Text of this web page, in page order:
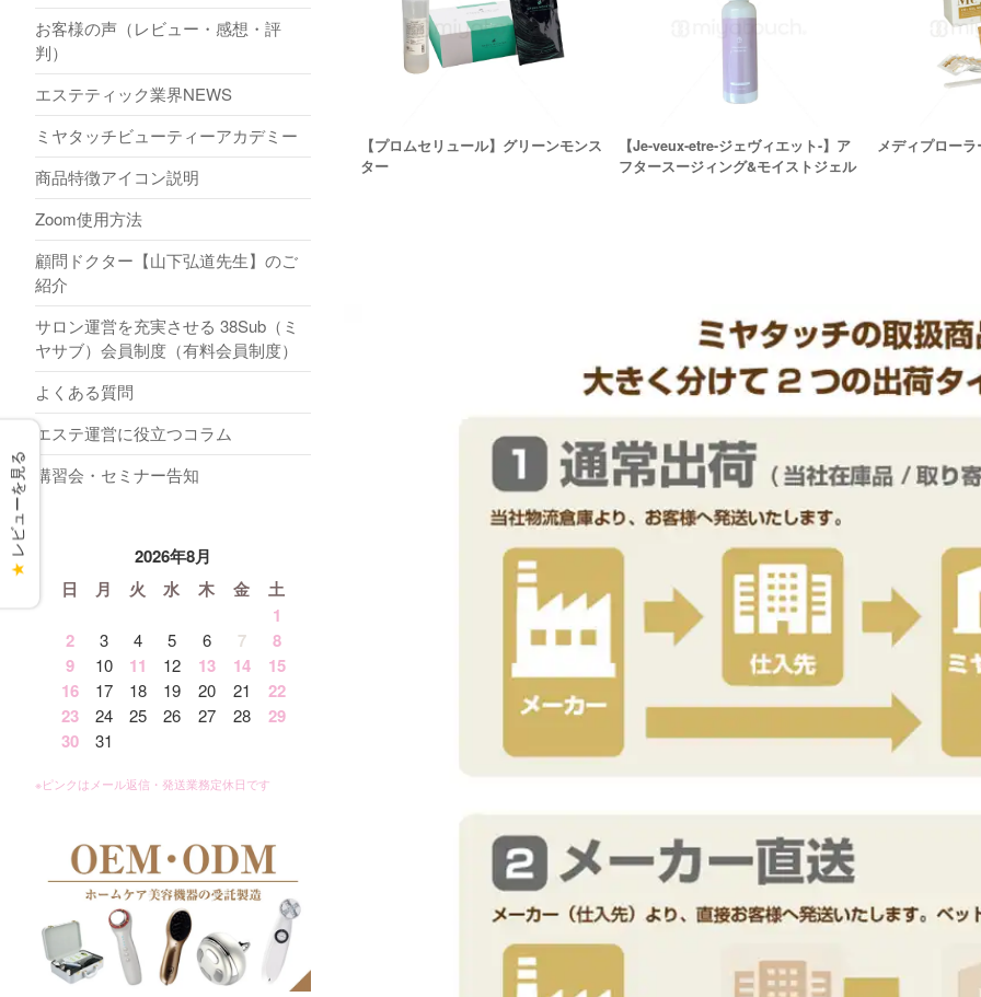
【プロムセリュール】グリーンモンス
ター
【Je-veux-etre-ジェヴィエット-】ア
フタースージィング&モイストジェル
メディプロー
お客様の声（レビュー・感想・評
判）
エステティック業界NEWS
ミヤタッチビューティーアカデミー
商品特徴アイコン説明
Zoom使用方法
顧問ドクター【山下弘道先生】のご
紹介
サロン運営を充実させる 38Sub（ミ
ヤサブ）会員制度（有料会員制度）
よくある質問
エステ運営に役立つコラム
講習会・セミナー告知
2026年8月
日
月 火 水 木 金
土
1
2
3 4 5 6 7
8
9
10 11 12 13 14
15
16
17 18 19 20 21
22
23
24 25 26 27 28
29
30
31
★
レビューを見る